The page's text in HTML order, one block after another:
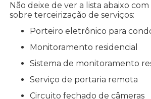
Não deixe de ver a lista abaixo
sobre terceirização de serviços:
porteiro eletrônico para
monitoramento residencial
sistema de monitoramento
serviço de portaria remota
circuito fechado de câmeras